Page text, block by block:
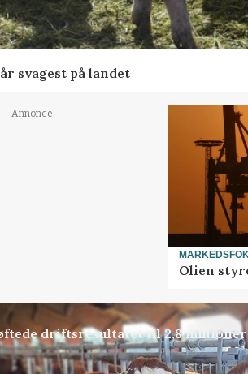
svagest på landet
Annonce
Olien
driftsresultatet til 2,8